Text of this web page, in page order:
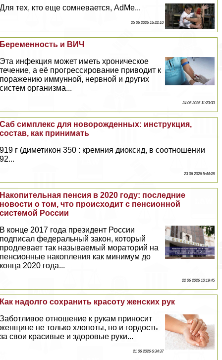
Для тех, кто еще сомневается, AdMe...
25 06 2026 16:22:10
Беременность и ВИЧ
Эта инфекция может иметь хроническое
течение, а её прогрессирование приводит к
поражению иммунной, нервной и других
систем организма...
24 06 2026 11:23:33
Саб симплекс для новорожденных: инструкция,
состав, как принимать
919 г (диметикон 350 : кремния диоксид, в соотношении
92...
23 06 2026 5:44:28
Накопительная пенсия в 2020 году: последние
новости о том, что происходит с пенсионной
системой России
В конце 2017 года президент России
подписал федеральный закон, который
продлевает так называемый мораторий на
пенсионные накопления как минимум до
конца 2020 года...
22 06 2026 10:19:45
Как надолго сохранить красоту женских рук
Заботливое отношение к рукам приносит
женщине не только хлопоты, но и гордость
за свои красивые и здоровые руки...
21 06 2026 6:34:37